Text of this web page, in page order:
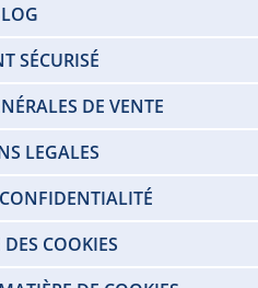
SÉCURISÉ
DE VENTE
LEGALES
COOKIES